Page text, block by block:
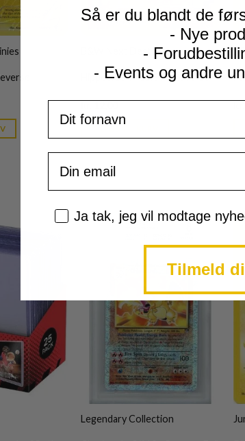
B&W Next Destinies
Hippowdon - 66/99 - Reverse
Current
price
is:
Legendary Collection
Så er du blandt de
- Nye
-
- Events og andre
Samtykke
Ja tak, jeg vil modtage
Tilmeld